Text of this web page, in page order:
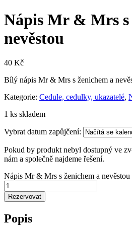
Nápis Mr & Mrs s
nevěstou
40 Kč
Bílý nápis Mr & Mrs s ženichem a
Kategorie: Cedule, cedulky, ukazatelé,
1 ks skladem
Vybrat datum zapůjčení:
Pokud by produkt nebyl dostupný ve
nám a společně najdeme řešení.
Nápis Mr & Mrs s ženichem a
Rezervovat
Popis